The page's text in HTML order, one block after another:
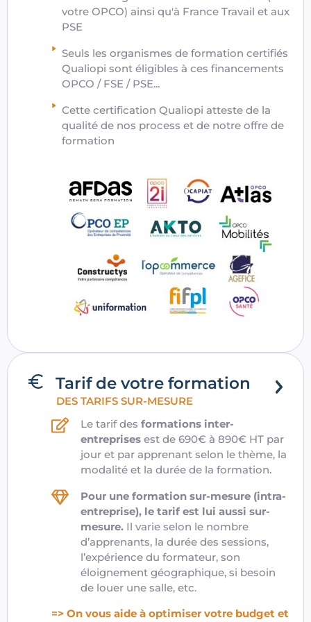
votre OPCO) ainsi qu'à France Travail et aux
PSE
Seuls les organismes de formation certifiés
Qualiopi sont éligibles à ces financements
OPCO / FSE / PSE...
Cette certification Qualiopi atteste de la
qualité de nos process et de notre offre de
formation
Tarif de votre formation
DES TARIFS SUR-MESURE
Le tarif desformations inter-
entreprises est de 690€ à 890€ HT par
jour et par apprenant selon le thème, la
modalité et la durée de la formation.
Pour une formation sur-mesure (intra-
entreprise), le tarif est lui aussi sur-
mesure. Il varie selon le nombre
d’apprenants, la durée des sessions,
l’expérience du formateur, son
éloignement géographique, si besoin
de louer une salle, etc.
=> On vous aide à optimiser votre budget et